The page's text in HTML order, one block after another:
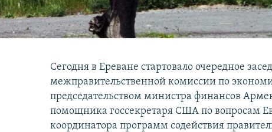
Сегодня в Ереване стартовало очередное
межправительственной комиссии по
председательством министра финансов
помощника госсекретаря США по вопросам
координатора программ содействия